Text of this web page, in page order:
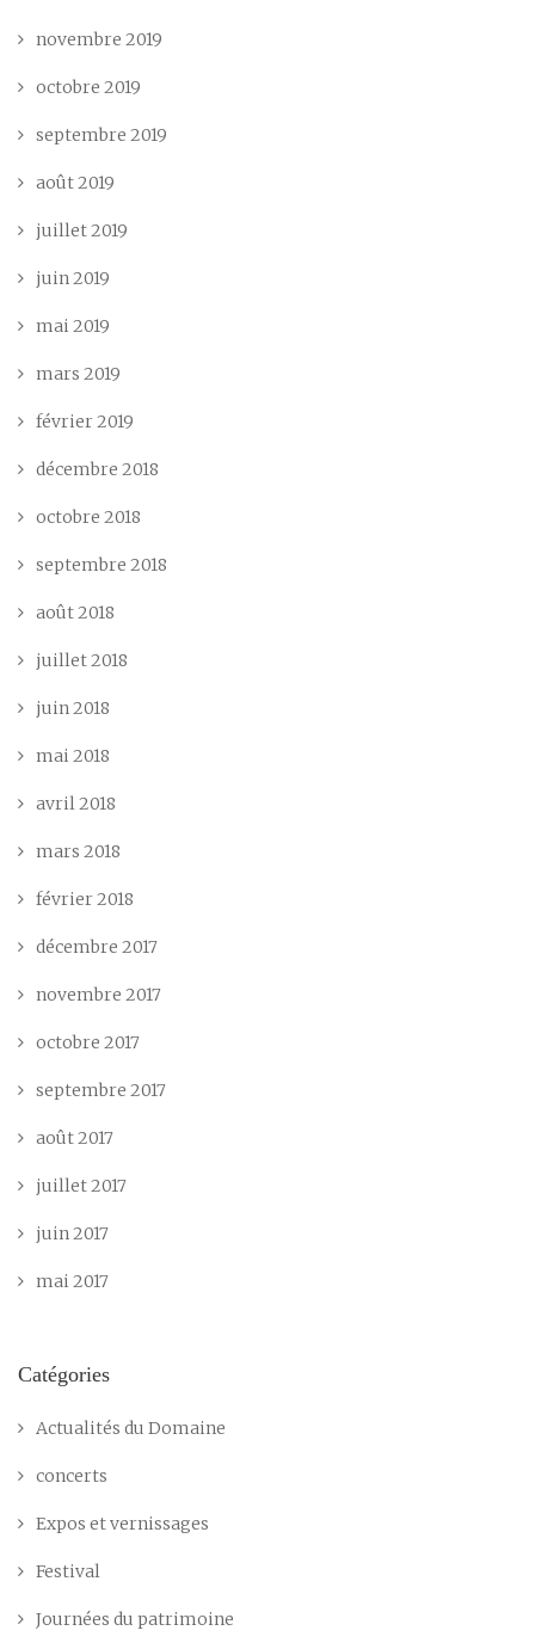
novembre 2019
octobre 2019
septembre 2019
août 2019
juillet 2019
juin 2019
mai 2019
mars 2019
février 2019
décembre 2018
octobre 2018
septembre 2018
août 2018
juillet 2018
juin 2018
mai 2018
avril 2018
mars 2018
février 2018
décembre 2017
novembre 2017
octobre 2017
septembre 2017
août 2017
juillet 2017
juin 2017
mai 2017
Catégories
Actualités du Domaine
concerts
Expos et vernissages
Festival
Journées du patrimoine